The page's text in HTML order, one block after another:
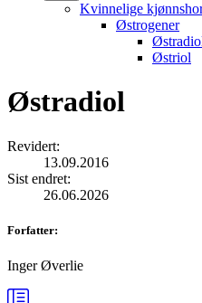
Kvinnelige
Østrogener
Østriol
Østradiol
Revidert:
13.09.2016
Sist endret:
26.06.2026
Forfatter:
Inger Øverlie